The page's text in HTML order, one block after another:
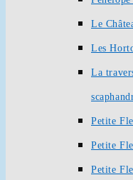
Le
Les
La
Petite
Petite
Petite